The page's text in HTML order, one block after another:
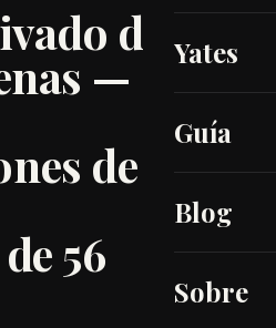
Yates
Guía
Blog
Sobre
de
—
de
56